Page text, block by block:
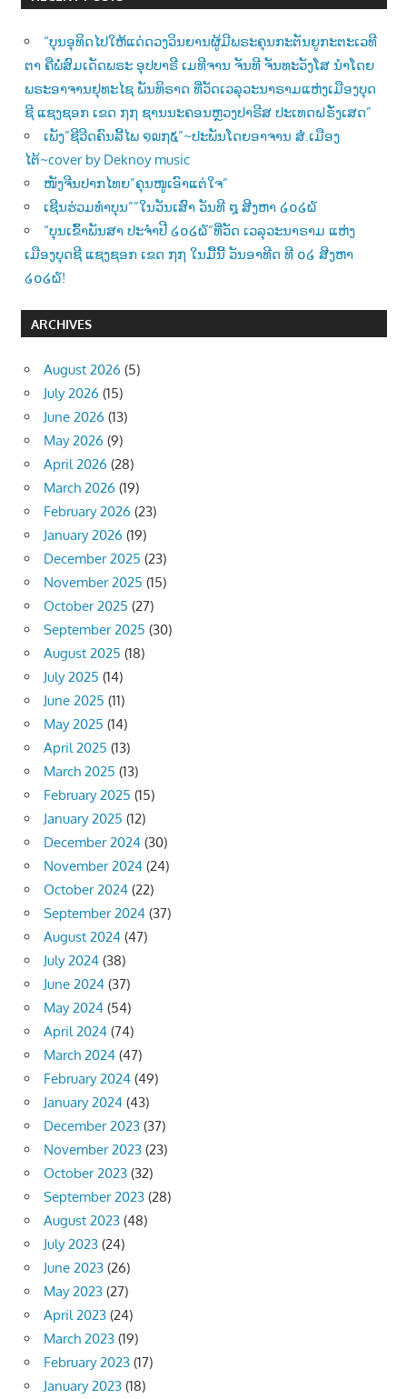
“ບຸນອຸທິດໄປໃຫ້ແດ່ດວງວິນຍານຜູ້ມີພຣະຄຸນກະຕັນຍູກະຕະເວທີ
ຕາ ຄືພໍ່ສົມເດັດພຣະ ອຸປບາຣີ ເມທີຈານ ຈັນທີ ຈັນທະວັງໂສ ນຳໂດຍ
ພຣະອາຈານຢຸທະໄຊ ພັນທິຣາດ ທີ່ວັດເວລຸວະນາຣາມແຫ່ງເມືອງບຸດ
ຊີ ແຊງຊອກ ເຂດ ໗໗ ຊານນະຄອນຫຼວງປາຣີສ ປະເທດຝຣັ່ງເສດ”
ເພັງ”ຊີວີດຄົນລີ້ໄພ ໑໙໗໕”~ປະພັນໂດຍອາຈານ ສໍ.ເມືອງ
ໄຕ້~cover by Deknoy music
ໜັງຈີນປາກໄທຍ”ຄຸນໜູເອົາແຕ່ໃຈ”
ເຊີນຮ່ວມທຳບຸນ””ໃນວັນເສົາ ວັນທີ ໘ ສີງຫາ ໒໐໒໖
“ບຸນເຂົ້າພັນສາ ປະຈຳປີ ໒໐໒໖”ທີ່ວັດ ເວລຸວະນາຣາມ ແຫ່ງ
ເມືອງບຸດຊີ ແຊງຊອກ ເຂດ ໗໗ ໃນມື້ນີ້ ວັນອາທີດ ທີ ໐໒ ສີງຫາ
໒໐໒໖!
ARCHIVES
August 2026 (5)
July 2026 (15)
June 2026 (13)
May 2026 (9)
April 2026 (28)
March 2026 (19)
February 2026 (23)
January 2026 (19)
December 2025 (23)
November 2025 (15)
October 2025 (27)
September 2025 (30)
August 2025 (18)
July 2025 (14)
June 2025 (11)
May 2025 (14)
April 2025 (13)
March 2025 (13)
February 2025 (15)
January 2025 (12)
December 2024 (30)
November 2024 (24)
October 2024 (22)
September 2024 (37)
August 2024 (47)
July 2024 (38)
June 2024 (37)
May 2024 (54)
April 2024 (74)
March 2024 (47)
February 2024 (49)
January 2024 (43)
December 2023 (37)
November 2023 (23)
October 2023 (32)
September 2023 (28)
August 2023 (48)
July 2023 (24)
June 2023 (26)
May 2023 (27)
April 2023 (24)
March 2023 (19)
February 2023 (17)
January 2023 (18)